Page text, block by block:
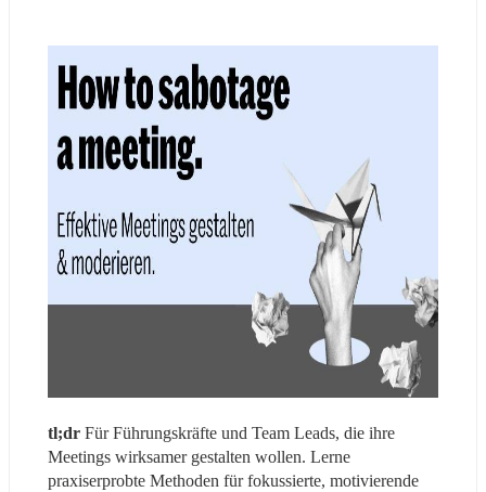
tl;dr Für Führungskräfte und Team Leads, die ihre
Meetings wirksamer gestalten wollen. Lerne
praxiserprobte Methoden für fokussierte, motivierende